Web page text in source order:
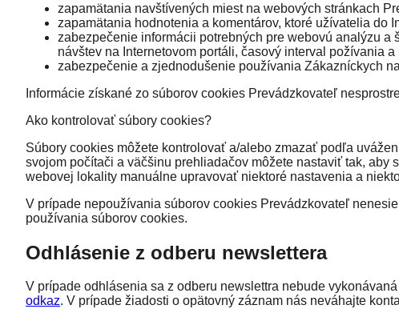
zapamätania navštívených miest na webových stránkach
zapamätania hodnotenia a komentárov, ktoré užívatelia do
zabezpečenie informácii potrebných pre webovú analýzu
návštev na Internetovom portáli, časový interval požívania a
zabezpečenie a zjednodušenie používania Zákazníckych
Informácie získané zo súborov cookies Prevádzkovateľ
Ako kontrolovať súbory cookies?
Súbory cookies môžete kontrolovať a/alebo zmazať podľa
svojom počítači a väčšinu prehliadačov môžete nastaviť tak,
webovej lokality manuálne upravovať niektoré nastavenia a
V prípade nepoužívania súborov cookies Prevádzkovateľ
používania súborov cookies.
Odhlásenie z odberu newslettera
V prípade odhlásenia sa z odberu newslettra nebude
odkaz. V prípade žiadosti o opätovný záznam nás neváhajte